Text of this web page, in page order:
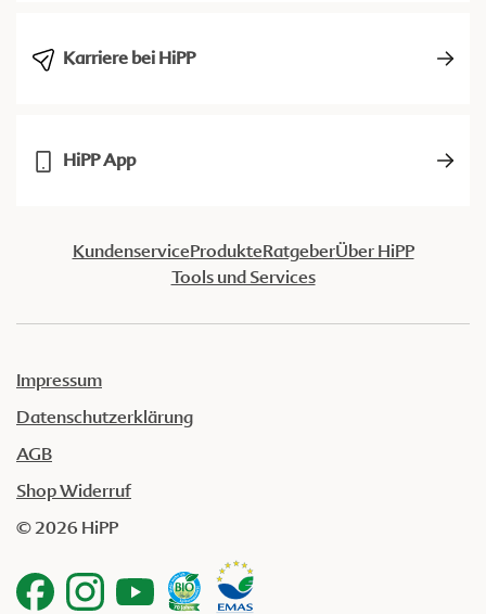
Karriere bei HiPP
HiPP App
KundenserviceProdukteRatgeberÜber HiPP
Tools und Services
Impressum
Datenschutzerklärung
AGB
Shop Widerruf
© 2026 HiPP